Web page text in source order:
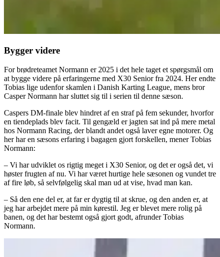
Bygger videre
For brødreteamet Normann er 2025 i det hele taget et spørgsmål om
at bygge videre på erfaringerne med X30 Senior fra 2024. Her endte
Tobias lige udenfor skamlen i Danish Karting League, mens bror
Casper Normann har sluttet sig til i serien til denne sæson.
Caspers DM-finale blev hindret af en straf på fem sekunder, hvorfor
en tiendeplads blev facit. Til gengæld er jagten sat ind på mere metal
hos Normann Racing, der blandt andet også laver egne motorer. Og
her har en sæsons erfaring i bagagen gjort forskellen, mener Tobias
Normann:
– Vi har udviklet os rigtig meget i X30 Senior, og det er også det, vi
høster frugten af nu. Vi har været hurtige hele sæsonen og vundet tre
af fire løb, så selvfølgelig skal man ud at vise, hvad man kan.
– Så den ene del er, at far er dygtig til at skrue, og den anden er, at
jeg har arbejdet mere på min kørestil. Jeg er blevet mere rolig på
banen, og det har bestemt også gjort godt, afrunder Tobias
Normann.